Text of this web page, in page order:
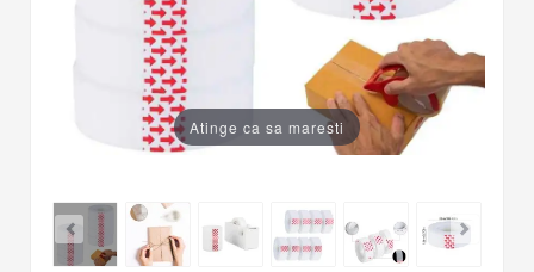
Atinge ca sa maresti